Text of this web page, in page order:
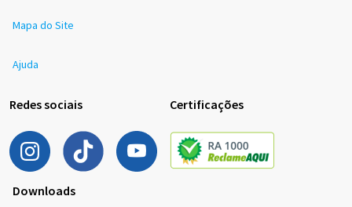
Mapa do Site
Ajuda
Redes sociais Certificações
Downloads